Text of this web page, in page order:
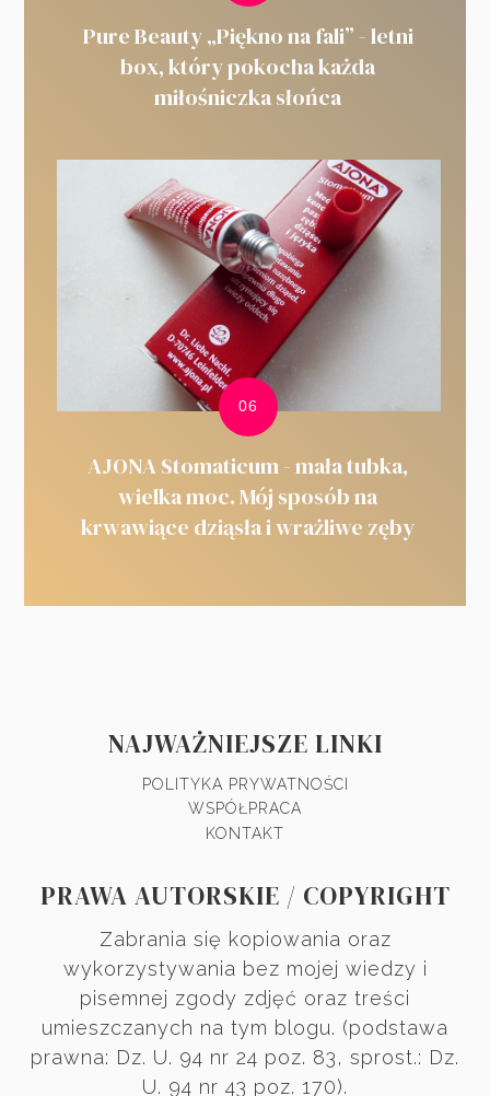
Pure Beauty „Piękno na fali” - letni
box, który pokocha każda
miłośniczka słońca
AJONA Stomaticum - mała tubka,
wielka moc. Mój sposób na
krwawiące dziąsła i wrażliwe zęby
NAJWAŻNIEJSZE LINKI
POLITYKA PRYWATNOŚCI
WSPÓŁPRACA
KONTAKT
PRAWA AUTORSKIE / COPYRIGHT
Zabrania się kopiowania oraz
wykorzystywania bez mojej wiedzy i
pisemnej zgody zdjęć oraz treści
umieszczanych na tym blogu. (podstawa
prawna: Dz. U. 94 nr 24 poz. 83, sprost.: Dz.
U. 94 nr 43 poz. 170).